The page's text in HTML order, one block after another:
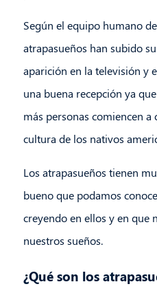
Según el equipo humano de
atrapasueños han subido
aparición en la televisión y
una buena recepción ya
más personas comiencen a
cultura de los nativos
Los atrapasueños tienen
bueno que podamos
creyendo en ellos y en que
nuestros sueños.
¿Qué son los